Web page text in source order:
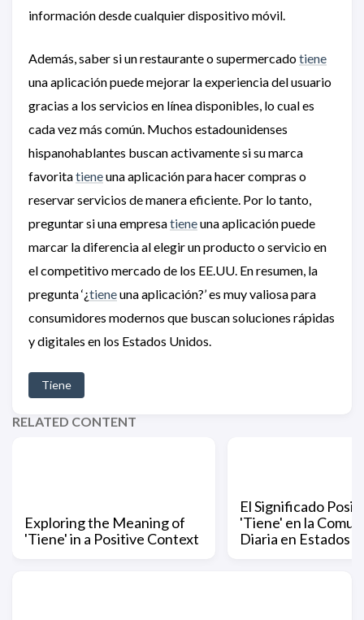
información desde cualquier dispositivo móvil.
Además, saber si un restaurante o supermercadotiene
una aplicación puede mejorar la experiencia del usuario
gracias a los servicios en línea disponibles, lo cual es
cada vez más común. Muchos estadounidenses
hispanohablantes buscan activamente si su marca
favoritatieneuna aplicación para hacer compras o
reservar servicios de manera eficiente. Por lo tanto,
preguntar si una empresatieneuna aplicación puede
marcar la diferencia al elegir un producto o servicio en
el competitivo mercado de los EE.UU. En resumen, la
pregunta ‘¿tieneuna aplicación?’ es muy valiosa para
consumidores modernos que buscan soluciones rápidas
y digitales en los Estados Unidos.
Tiene
RELATED CONTENT
Exploring the Meaning of
'Tiene' in a Positive Context
El Significado
'Tiene' en la
Diaria en Estados